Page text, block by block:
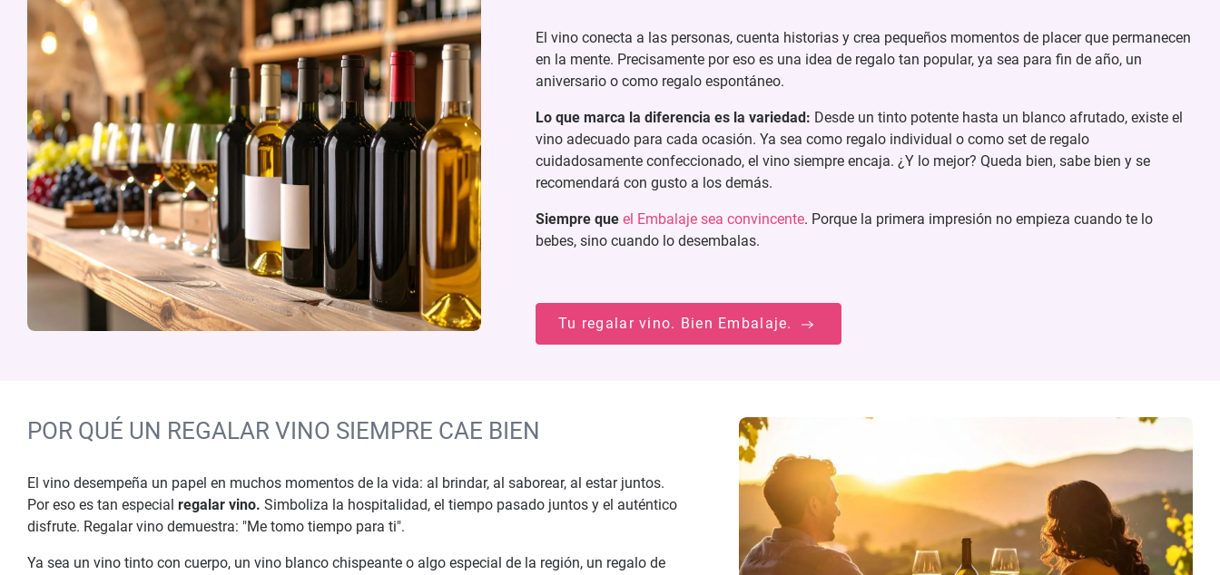
El vino conecta a las personas, cuenta historias y crea pequeños momentos de placer que permanecen
en la mente. Precisamente por eso es una idea de regalo tan popular, ya sea para fin de año, un
aniversario o como regalo espontáneo.
Lo que marca la diferencia es la variedad: Desde un tinto potente hasta un blanco afrutado, existe el
vino adecuado para cada ocasión. Ya sea como regalo individual o como set de regalo
cuidadosamente confeccionado, el vino siempre encaja. ¿Y lo mejor? Queda bien, sabe bien y se
recomendará con gusto a los demás.
Siempre que el Embalaje sea convincente. Porque la primera impresión no empieza cuando te lo
bebes, sino cuando lo desembalas.
Tu regalar vino. Bien Embalaje.
POR QUÉ UN REGALAR VINO SIEMPRE CAE BIEN
El vino desempeña un papel en muchos momentos de la vida: al brindar, al saborear, al estar juntos.
Por eso es tan especial regalar vino. Simboliza la hospitalidad, el tiempo pasado juntos y el auténtico
disfrute. Regalar vino demuestra: "Me tomo tiempo para ti".
Ya sea un vino tinto con cuerpo, un vino blanco chispeante o algo especial de la región, un regalo de